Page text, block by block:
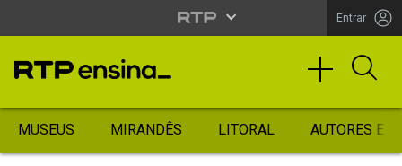
Entrar
MUSEUS MIRANDÊS LITORAL AUTORES